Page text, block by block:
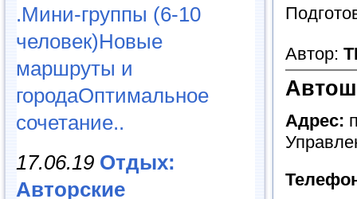
.Мини-группы (6-10
человек)Новые
маршруты и
городаОптимальное
сочетание..
17.06.19 Отдых:
Авторские
Автор:
Адрес: